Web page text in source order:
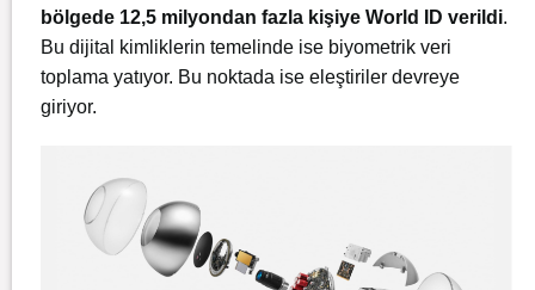
bölgede 12,5 milyondan fazla kişiye World ID verildi.
Bu dijital kimliklerin temelinde ise biyometrik veri
toplama yatıyor. Bu noktada ise eleştiriler devreye
giriyor.